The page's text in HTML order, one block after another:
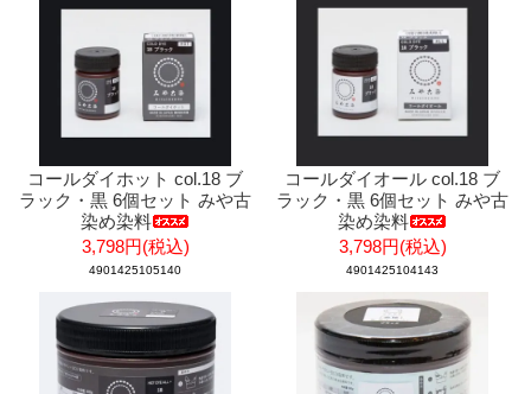
コールダイホット col.18 ブ
ラック・黒 6個セット みや古
染め染料
3,798円(税込)
4901425105140
コールダイオール col.18 ブ
ラック・黒 6個セット みや古
染め染料
3,798円(税込)
4901425104143